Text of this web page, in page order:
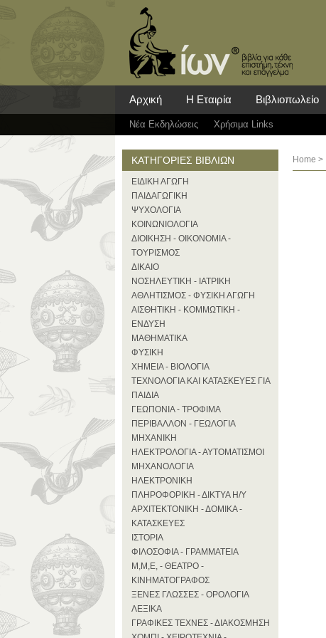
Αρχική Η Εταιρία Βιβλιοπωλείο
Νέα Eκδηλώσεις Χρήσιμα Links
ΚΑΤΗΓΟΡΙΕΣ ΒΙΒΛΙΩΝ
ΕΙΔΙΚΗ ΑΓΩΓΗ
ΠΑΙΔΑΓΩΓΙΚΗ
ΨΥΧΟΛΟΓΙΑ
ΚΟΙΝΩΝΙΟΛΟΓΙΑ
ΔΙΟΙΚΗΣΗ - ΟΙΚΟΝΟΜΙΑ -
ΤΟΥΡΙΣΜΟΣ
ΔΙΚΑΙΟ
ΝΟΣΗΛΕΥΤΙΚΗ - ΙΑΤΡΙΚΗ
ΑΘΛΗΤΙΣΜΟΣ - ΦΥΣΙΚΗ ΑΓΩΓΗ
ΑΙΣΘΗΤΙΚΗ - ΚΟΜΜΩΤΙΚΗ -
ΕΝΔΥΣΗ
ΜΑΘΗΜΑΤΙΚΑ
ΦΥΣΙΚΗ
ΧΗΜΕΙΑ - ΒΙΟΛΟΓΙΑ
ΤΕΧΝΟΛΟΓΙΑ ΚΑΙ ΚΑΤΑΣΚΕΥΕΣ ΓΙΑ
ΠΑΙΔΙΑ
ΓΕΩΠΟΝΙΑ - ΤΡΟΦΙΜΑ
ΠΕΡΙΒΑΛΛΟΝ - ΓΕΩΛΟΓΙΑ
ΜΗΧΑΝΙΚΗ
ΗΛΕΚΤΡΟΛΟΓΙΑ - ΑΥΤΟΜΑΤΙΣΜΟΙ
ΜΗΧΑΝΟΛΟΓΙΑ
ΗΛΕΚΤΡΟΝΙΚΗ
ΠΛΗΡΟΦΟΡΙΚΗ - ΔΙΚΤΥΑ Η/Υ
ΑΡΧΙΤΕΚΤΟΝΙΚΗ - ΔΟΜΙΚΑ -
ΚΑΤΑΣΚΕΥΕΣ
ΙΣΤΟΡΙΑ
ΦΙΛΟΣΟΦΙΑ - ΓΡΑΜΜΑΤΕΙΑ
Μ,Μ,Ε, - ΘΕΑΤΡΟ -
ΚΙΝΗΜΑΤΟΓΡΑΦΟΣ
ΞΕΝΕΣ ΓΛΩΣΣΕΣ - ΟΡΟΛΟΓΙΑ
ΛΕΞΙΚΑ
ΓΡΑΦΙΚΕΣ ΤΕΧΝΕΣ - ΔΙΑΚΟΣΜΗΣΗ
Home >